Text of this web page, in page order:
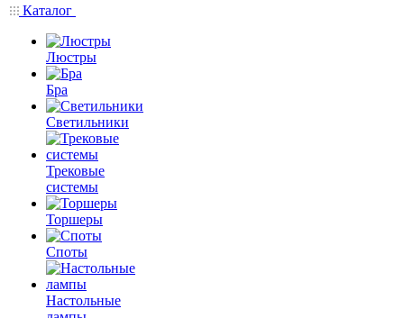
Каталог
Люстры
Бра
Светильники
Трековые
системы
Торшеры
Споты
Настольные